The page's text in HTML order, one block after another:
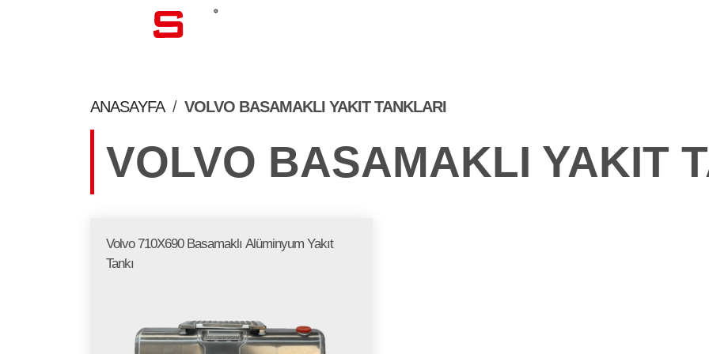
ANASAYFA / VOLVO BASAMAKLI YAKIT TANKLARI
VOLVO BASAMAKLI YAKIT
Volvo 710X690 Basamaklı Alüminyum Yakıt
Tankı